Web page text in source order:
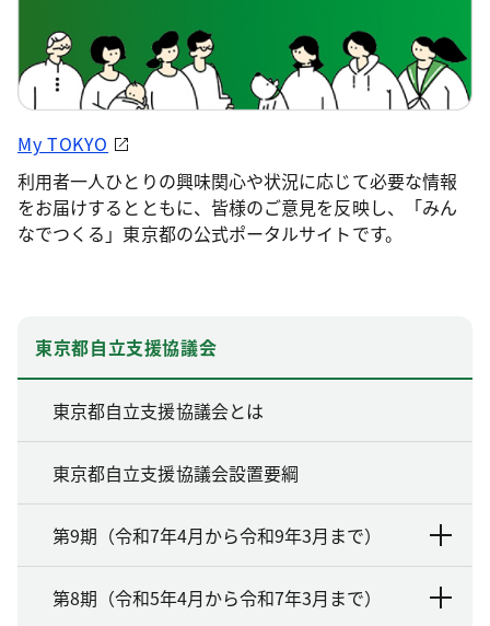
My TOKYO
利用者一人ひとりの興味関心や状況に応じて必要な情報
をお届けするとともに、皆様のご意見を反映し、「みん
なでつくる」東京都の公式ポータルサイトです。
東京都自立支援協議会
東京都自立支援協議会とは
東京都自立支援協議会設置要綱
第9期（令和7年4月から令和9年3月まで）
第8期（令和5年4月から令和7年3月まで）